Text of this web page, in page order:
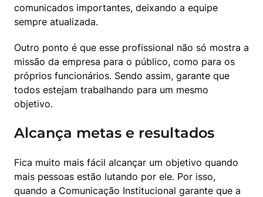
comunicados importantes, deixando a equipe
sempre atualizada.
Outro ponto é que esse profissional não só mostra a
missão da empresa para o público, como para os
próprios funcionários. Sendo assim, garante que
todos estejam trabalhando para um mesmo
objetivo.
Alcança metas e resultados
Fica muito mais fácil alcançar um objetivo quando
mais pessoas estão lutando por ele. Por isso,
quando a Comunicação Institucional garante que a